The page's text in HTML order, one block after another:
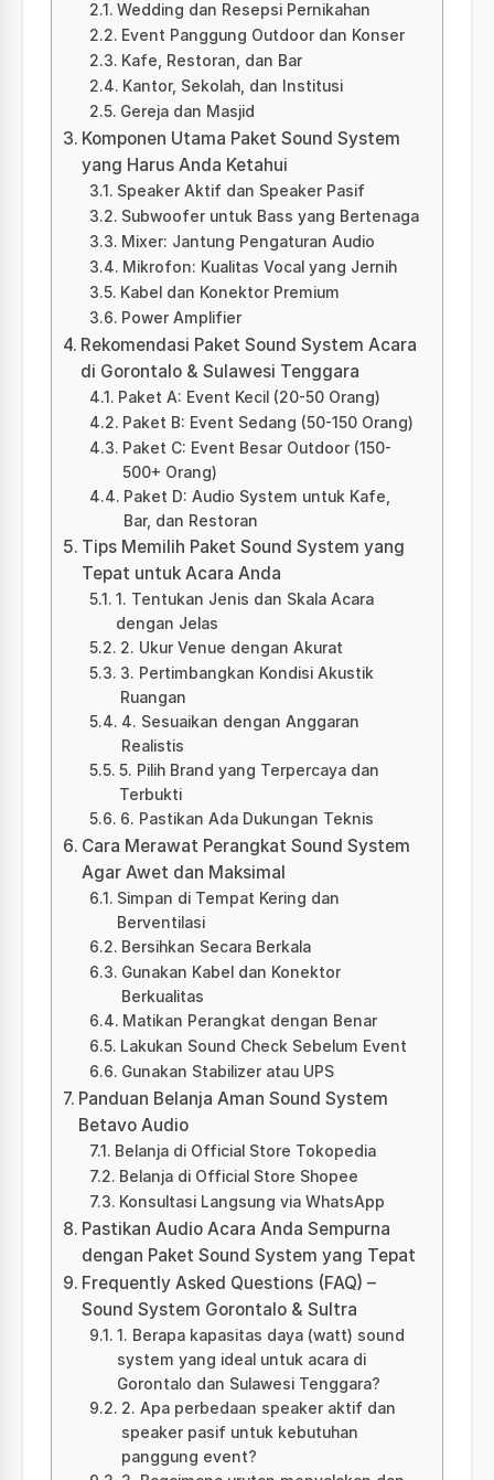
Wedding dan Resepsi Pernikahan
Event Panggung Outdoor dan Konser
Kafe, Restoran, dan Bar
Kantor, Sekolah, dan Institusi
Gereja dan Masjid
Komponen Utama Paket Sound System
yang Harus Anda Ketahui
Speaker Aktif dan Speaker Pasif
Subwoofer untuk Bass yang Bertenaga
Mixer: Jantung Pengaturan Audio
Mikrofon: Kualitas Vocal yang Jernih
Kabel dan Konektor Premium
Power Amplifier
Rekomendasi Paket Sound System Acara
di Gorontalo & Sulawesi Tenggara
Paket A: Event Kecil (20-50 Orang)
Paket B: Event Sedang (50-150 Orang)
Paket C: Event Besar Outdoor (150-
500+ Orang)
Paket D: Audio System untuk Kafe,
Bar, dan Restoran
Tips Memilih Paket Sound System yang
Tepat untuk Acara Anda
1. Tentukan Jenis dan Skala Acara
dengan Jelas
2. Ukur Venue dengan Akurat
3. Pertimbangkan Kondisi Akustik
Ruangan
4. Sesuaikan dengan Anggaran
Realistis
5. Pilih Brand yang Terpercaya dan
Terbukti
6. Pastikan Ada Dukungan Teknis
Cara Merawat Perangkat Sound System
Agar Awet dan Maksimal
Simpan di Tempat Kering dan
Berventilasi
Bersihkan Secara Berkala
Gunakan Kabel dan Konektor
Berkualitas
Matikan Perangkat dengan Benar
Lakukan Sound Check Sebelum Event
Gunakan Stabilizer atau UPS
Panduan Belanja Aman Sound System
Betavo Audio
Belanja di Official Store Tokopedia
Belanja di Official Store Shopee
Konsultasi Langsung via WhatsApp
Pastikan Audio Acara Anda Sempurna
dengan Paket Sound System yang Tepat
Frequently Asked Questions (FAQ) –
Sound System Gorontalo & Sultra
1. Berapa kapasitas daya (watt) sound
system yang ideal untuk acara di
Gorontalo dan Sulawesi Tenggara?
2. Apa perbedaan speaker aktif dan
speaker pasif untuk kebutuhan
panggung event?